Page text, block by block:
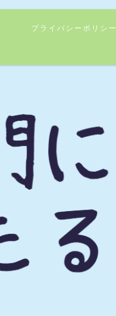
プライバシーポリシー